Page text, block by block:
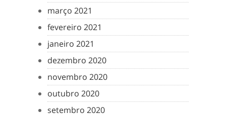
março 2021
fevereiro 2021
janeiro 2021
dezembro 2020
novembro 2020
outubro 2020
setembro 2020